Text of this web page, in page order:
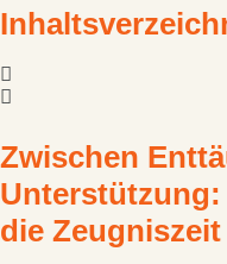
Zwischen
die Zeugniszeit